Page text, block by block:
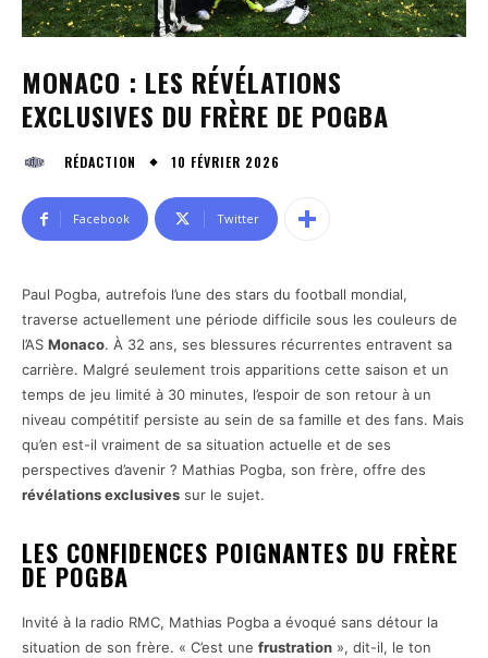
MONACO : LES RÉVÉLATIONS
EXCLUSIVES DU FRÈRE DE POGBA
RÉDACTION 10 FÉVRIER 2026
Facebook Twitter
Paul Pogba, autrefois l’une des stars du football mondial,
traverse actuellement une période difficile sous les couleurs de
l’AS Monaco. À 32 ans, ses blessures récurrentes entravent sa
carrière. Malgré seulement trois apparitions cette saison et un
temps de jeu limité à 30 minutes, l’espoir de son retour à un
niveau compétitif persiste au sein de sa famille et des fans. Mais
qu’en est-il vraiment de sa situation actuelle et de ses
perspectives d’avenir ? Mathias Pogba, son frère, offre des
révélations exclusives sur le sujet.
LES CONFIDENCES POIGNANTES DU FRÈRE
DE POGBA
Invité à la radio RMC, Mathias Pogba a évoqué sans détour la
situation de son frère. « C’est une frustration », dit-il, le ton